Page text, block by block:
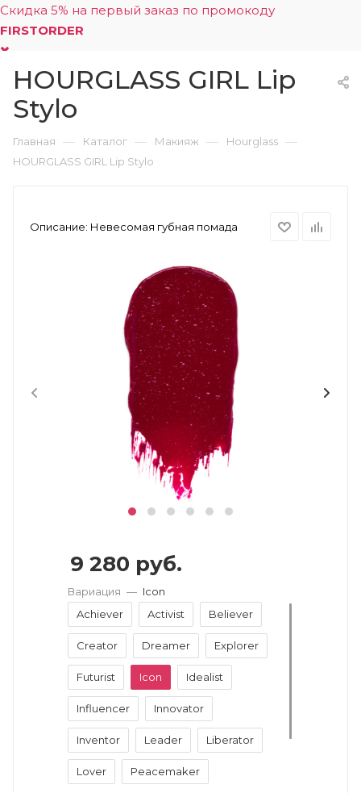
Скидка 5% на первый заказ по промокоду
FIRSTORDER
0
HOURGLASS GIRL Lip
Stylo
Главная — Каталог — Макияж — Hourglass —
HOURGLASS GIRL Lip Stylo
Описание: Невесомая губная помада
9 280 руб.
Вариация — Icon
Achiever
Activist Believer
Creator Dreamer Explorer
Futurist Icon Idealist
Influencer Innovator
Inventor Leader Liberator
Lover Peacemaker